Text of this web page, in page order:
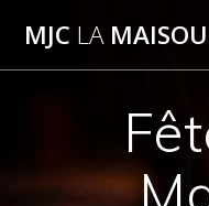
MJC LA